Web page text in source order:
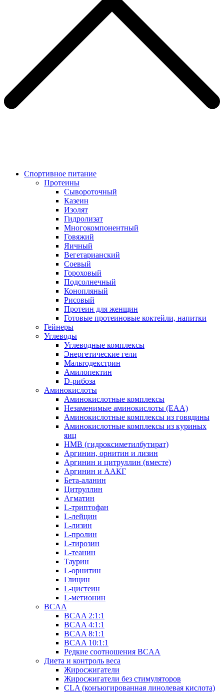
Спортивное питание
Протеины
Сывороточный
Казеин
Изолят
Гидролизат
Многокомпонентный
Говяжий
Яичный
Вегетарианский
Соевый
Гороховый
Подсолнечный
Конопляный
Рисовый
Протеин для женщин
Готовые протеиновые коктейли, напитки
Гейнеры
Углеводы
Углеводные комплексы
Энергетические гели
Мальтодекстрин
Амилопектин
D-рибоза
Аминокислоты
Аминокислотные комплексы
Незаменимые аминокислоты (EAA)
Аминокислотные комплексы из говядины
Аминокислотные комплексы из куриных
яиц
HMB (гидроксиметилбутират)
Аргинин, орнитин и лизин
Аргинин и цитруллин (вместе)
Аргинин и ААКГ
Бета-аланин
Цитруллин
Агматин
L-триптофан
L-лейцин
L-лизин
L-пролин
L-тирозин
L-теанин
Таурин
L-орнитин
Глицин
L-цистеин
L-метионин
BCAA
BCAA 2:1:1
BCAA 4:1:1
BCAA 8:1:1
BCAA 10:1:1
Редкие соотношения BCAA
Диета и контроль веса
Жиросжигатели
Жиросжигатели без стимуляторов
CLA (конъюгированная линолевая кислота)